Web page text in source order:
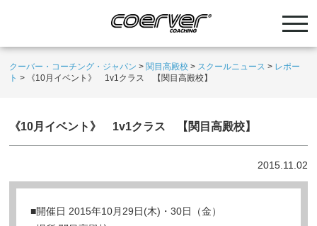
クーバー・コーチング・ジャパン > 関目高殿校 > スクールニュース > レポー
ト > 《10月イベント》 1v1クラス 【関目高殿校】
《10月イベント》 1v1クラス 【関目高殿校】
2015.11.02
■開催日 2015年10月29日(木)・30日（金）